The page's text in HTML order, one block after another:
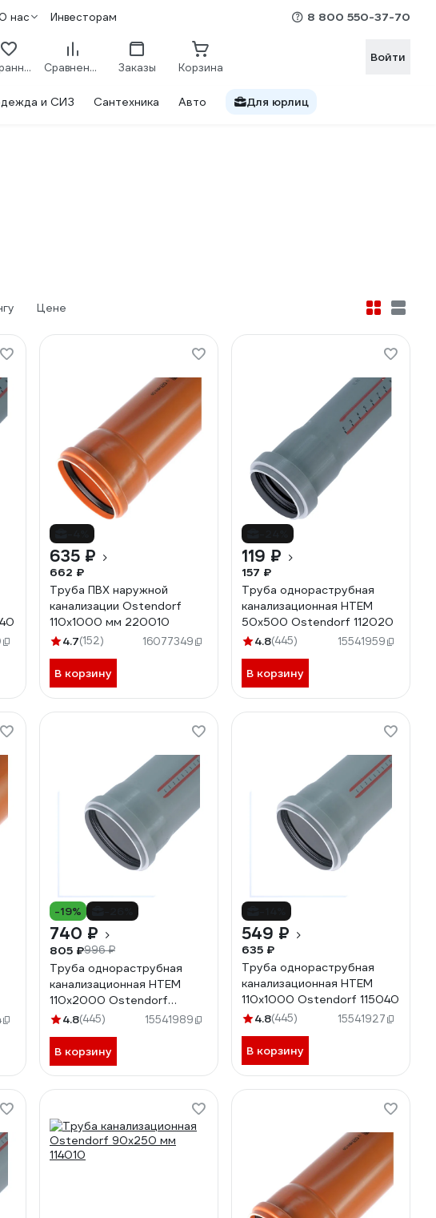
нас Инвесторам 8 800 550-37-70
Избранное Сравнение Заказы Корзина
Войти
и СИЗ Сантехника Авто Для юрлиц
Цене
635 ₽
662 ₽
Труба ПВХ наружной
канализации Ostendorf
110х1000 мм 220010
4.7(152) 16077349
В корзину
119 ₽
157 ₽
Труба однораструбная
канализационная HTEM
50х500 Ostendorf 112020
4.8(445) 15541959
В корзину
-19%
740 ₽
805 ₽996 ₽
Труба однораструбная
канализационная HTEM
110х2000 Ostendorf
115060
4.8(445) 15541989
В корзину
549 ₽
635 ₽
Труба однораструбная
канализационная HTEM
110х1000 Ostendorf 115040
4.8(445) 15541927
В корзину